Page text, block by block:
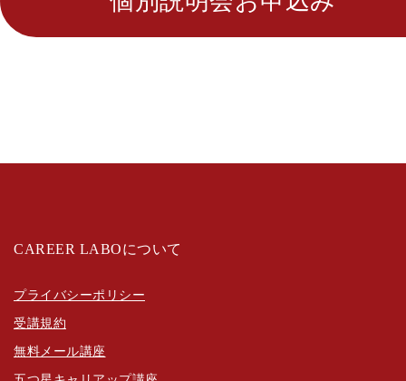
CAREER LABOについて
プライバシーポリシー
受講規約
無料メール講座